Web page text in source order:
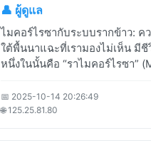
👤 ผู้ดูแล
ไมคอร์ไรซากับระบบรากข้าว: ค
ใต้พื้นนาแฉะที่เรามองไม่เห็น มี
หนึ่งในนั้นคือ “ราไมคอร์ไรซา”
📅 2025-10-14 20:26:49
🌐 125.25.81.80